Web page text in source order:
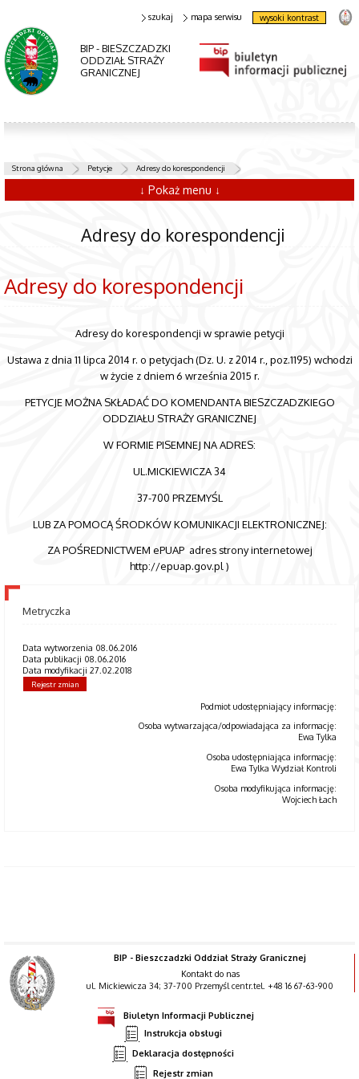
BIP - BIESZCZADZKI
ODDZIAŁ STRAŻY
GRANICZNEJ
szukaj mapa serwisu wysoki kontrast
Strona główna Petycje Adresy do korespondencji
↓ Pokaż menu ↓
Adresy do korespondencji
Adresy do korespondencji
Adresy do korespondencji w sprawie petycji
Ustawa z dnia 11 lipca 2014 r. o petycjach (Dz. U. z 2014 r., poz.1195) wchodzi
w życie z dniem 6 września 2015 r.
PETYCJE MOŻNA SKŁADAĆ DO KOMENDANTA BIESZCZADZKIEGO
ODDZIAŁU STRAŻY GRANICZNEJ
W FORMIE PISEMNEJ NA ADRES:
UL.MICKIEWICZA 34
37-700 PRZEMYŚL
LUB ZA POMOCĄ ŚRODKÓW KOMUNIKACJI ELEKTRONICZNEJ:
ZA POŚREDNICTWEM ePUAP adres strony internetowej
http://epuap.gov.pl )
Metryczka
Data wytworzenia 08.06.2016
Data publikacji 08.06.2016
Data modyfikacji 27.02.2018
Rejestr zmian
Podmiot udostępniający informację:
Osoba wytwarzająca/odpowiadająca za informację:
Ewa Tylka
Osoba udostępniająca informację:
Ewa Tylka Wydział Kontroli
Osoba modyfikująca informację:
Wojciech Łach
BIP - Bieszczadzki Oddział Straży Granicznej
Kontakt do nas
ul. Mickiewicza 34; 37-700 Przemyśl centr.tel. +48 16 67-63-900
Biuletyn Informacji Publicznej
Instrukcja obsługi
Deklaracja dostępności
Rejestr zmian